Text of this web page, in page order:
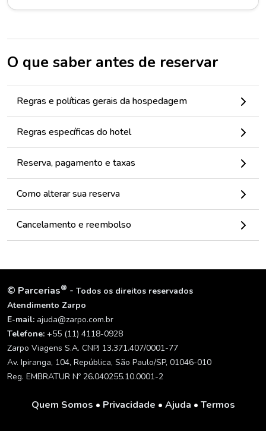
O que saber antes de reservar
Regras e políticas gerais da hospedagem
Regras específicas do hotel
Reserva, pagamento e taxas
Como alterar sua reserva
Cancelamento e reembolso
© Parcerias® - Todos os direitos reservados
Atendimento Zarpo
E-mail: ajuda@zarpo.com.br
Telefone: +55 (11) 4118-0928
Zarpo Viagens S.A. CNPJ 13.371.407/0001-77
Av. Ipiranga, 104, República, São Paulo/SP, 01046-010
Reg. EMBRATUR Nº 26.040255.10.0001-2
Quem Somos • Privacidade • Ajuda • Termos